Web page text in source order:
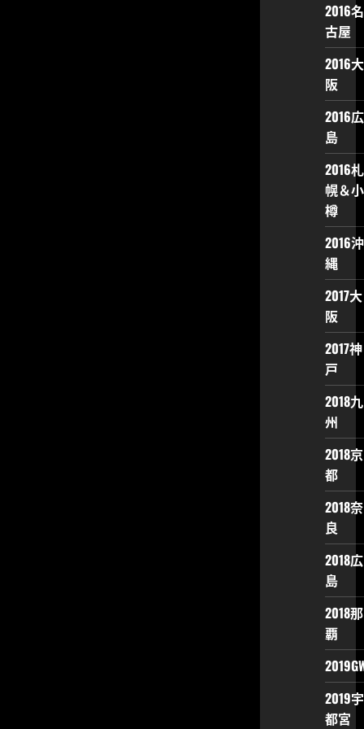
2016名
古屋
2016大
阪
2016広
島
2016札
幌＆小
樽
2016沖
縄
2017大
阪
2017神
戸
2018九
州
2018京
都
2018奈
良
2018広
島
2018那
覇
2019宇
都宮